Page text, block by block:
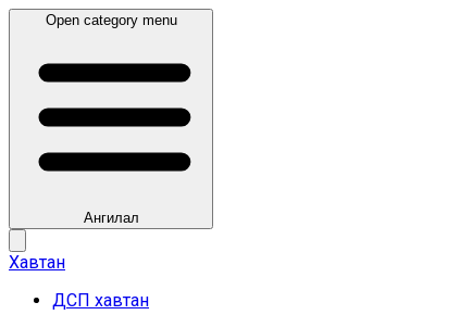
Open category menu
Ангилал
Хавтан
ДСП хавтан